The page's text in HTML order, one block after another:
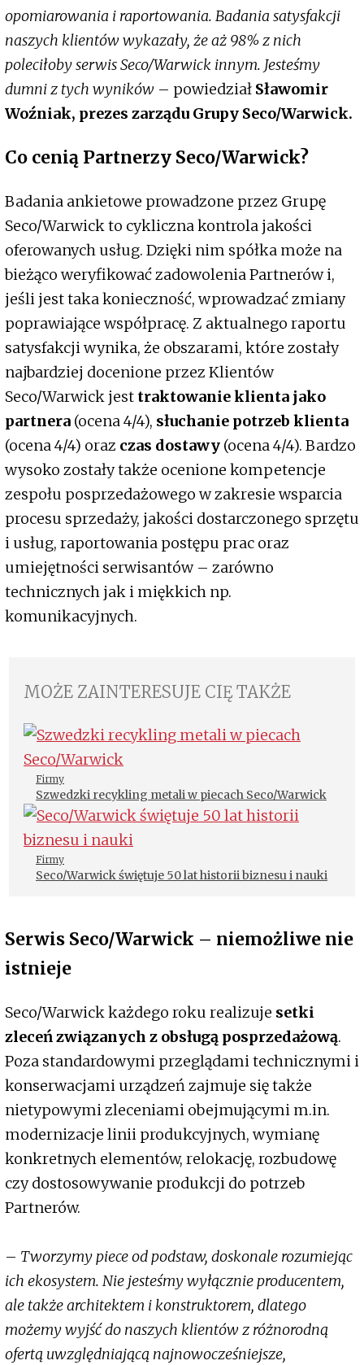
opomiarowania i raportowania. Badania satysfakcji
naszych klientów wykazały, że aż 98% z nich
poleciłoby serwis Seco/Warwick innym. Jesteśmy
dumni z tych wyników – powiedział Sławomir
Woźniak, prezes zarządu Grupy Seco/Warwick.
Co cenią Partnerzy Seco/Warwick?
Badania ankietowe prowadzone przez Grupę
Seco/Warwick to cykliczna kontrola jakości
oferowanych usług. Dzięki nim spółka może na
bieżąco weryfikować zadowolenia Partnerów i,
jeśli jest taka konieczność, wprowadzać zmiany
poprawiające współpracę. Z aktualnego raportu
satysfakcji wynika, że obszarami, które zostały
najbardziej docenione przez Klientów
Seco/Warwick jest traktowanie klienta jako
partnera (ocena 4/4), słuchanie potrzeb klienta
(ocena 4/4) oraz czas dostawy (ocena 4/4). Bardzo
wysoko zostały także ocenione kompetencje
zespołu posprzedażowego w zakresie wsparcia
procesu sprzedaży, jakości dostarczonego sprzętu
i usług, raportowania postępu prac oraz
umiejętności serwisantów – zarówno
technicznych jak i miękkich np.
komunikacyjnych.
MOŻE ZAINTERESUJE CIĘ TAKŻE
Firmy
Szwedzki recykling metali w piecach Seco/Warwick
Firmy
Seco/Warwick świętuje 50 lat historii biznesu i nauki
Serwis Seco/Warwick – niemożliwe nie
istnieje
Seco/Warwick każdego roku realizuje setki
zleceń związanych z obsługą posprzedażową.
Poza standardowymi przeglądami technicznymi i
konserwacjami urządzeń zajmuje się także
nietypowymi zleceniami obejmującymi m.in.
modernizacje linii produkcyjnych, wymianę
konkretnych elementów, relokację, rozbudowę
czy dostosowywanie produkcji do potrzeb
Partnerów.
– Tworzymy piece od podstaw, doskonale rozumiejąc
ich ekosystem. Nie jesteśmy wyłącznie producentem,
ale także architektem i konstruktorem, dlatego
możemy wyjść do naszych klientów z różnorodną
ofertą uwzględniającą najnowocześniejsze,